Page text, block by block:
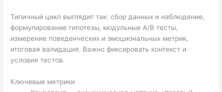
Типичный цикл выглядит так: сбор данных и наблюдение,
формулирование гипотезы, модульные A/B тесты,
измерение поведенческих и эмоциональных метрик,
итоговая валидация. Важно фиксировать контекст и
условия тестов.
Ключевые метрики